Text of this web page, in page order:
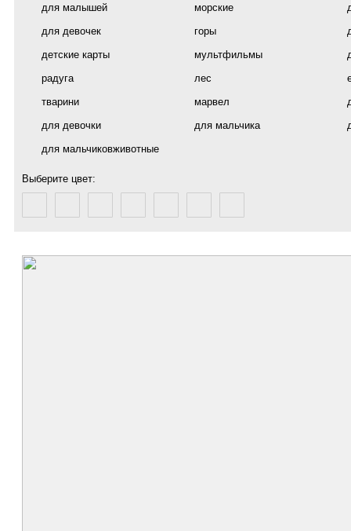
для малышей
морские
для девочек
горы
детские карты
мультфильмы
радуга
лес
тварини
марвел
для девочки
для мальчика
для мальчиковживотные
Выберите цвет: